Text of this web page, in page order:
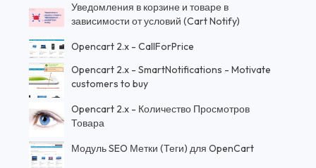
Уведомления в корзине и товаре в
зависимости от условий (Cart Notify)
Opencart 2.x - CallForPrice
Opencart 2.x - SmartNotifications - Motivate
customers to buy
Opencart 2.x - Количество Просмотров
Товара
Модуль SEO Метки (Теги) для OpenCart